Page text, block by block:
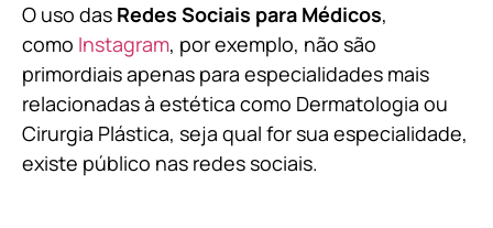
O uso das Redes Sociais para Médicos,
como Instagram, por exemplo, não são
primordiais apenas para especialidades mais
relacionadas à estética como Dermatologia ou
Cirurgia Plástica, seja qual for sua especialidade,
existe público nas redes sociais.